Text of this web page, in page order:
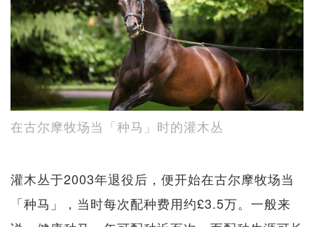
在古尔摩牧场当「种马」时的灌木丛
灌木丛于2003年退役后，便开始在古尔摩牧场当
「种马」，当时每次配种费用约£3.5万。一般来